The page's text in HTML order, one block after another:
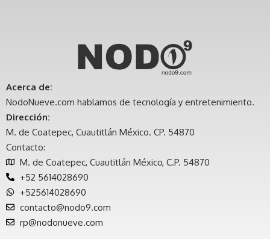
Acerca de:
NodoNueve.com hablamos de tecnología y entretenimiento.
Dirección:
M. de Coatepec, Cuautitlán México. CP. 54870
Contacto:
M. de Coatepec, Cuautitlán México, C.P. 54870
+52 5614028690
+525614028690
contacto@nodo9.com
rp@nodonueve.com